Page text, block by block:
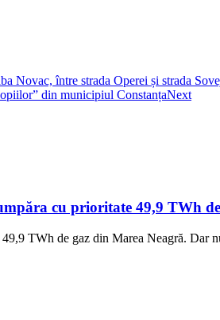
Novac, între strada Operei și strada
din municipiul ConstanțaNext
cu prioritate 49,9 TWh
TWh de gaz din Marea Neagră. Dar